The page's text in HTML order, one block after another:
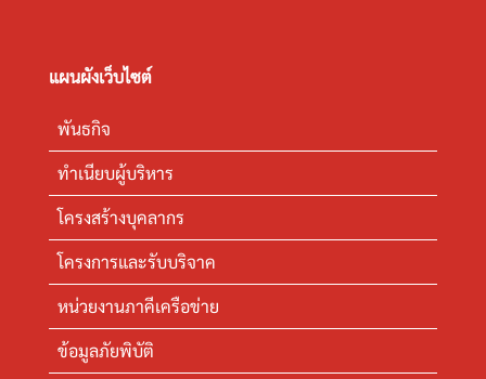
แผนผังเว็บไซต์
พันธกิจ
ทำเนียบผู้บริหาร
โครงสร้างบุคลากร
โครงการและรับบริจาค
หน่วยงานภาคีเครือข่าย
ข้อมูลภัยพิบัติ